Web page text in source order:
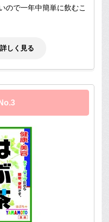
ので一年中簡単に飲むこ
しく見る
No.3